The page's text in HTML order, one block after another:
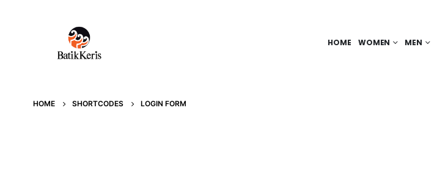
HOME WOMEN MEN
HOME SHORTCODES LOGIN FORM